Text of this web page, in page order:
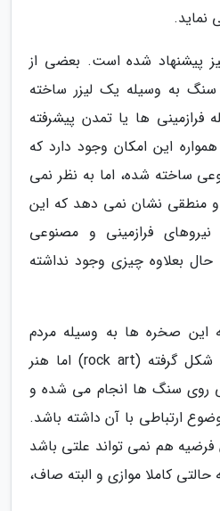
پیشنهاد شده است. بعضی از
سنگ به وسیله یک لیزر ساخته
ها یا تمدن پیشرفته
این امکان وجود دارد که
ساخته شده، اما به نظر نمی
منطقی نشان نمی دهد که این
فرازمینی و مصنوعی
بعلاوه چیزی وجود نداشته
این صخره ها به وسیله مردم
باستانی و هنر صخره ای شکل گرفته (rock art) اما هنر
روی سنگ ها انجام می شده و
ارتباطی با آن داشته باشد.
هم نمی تواند علتی باشد
کاملا موازی و البته صاف،